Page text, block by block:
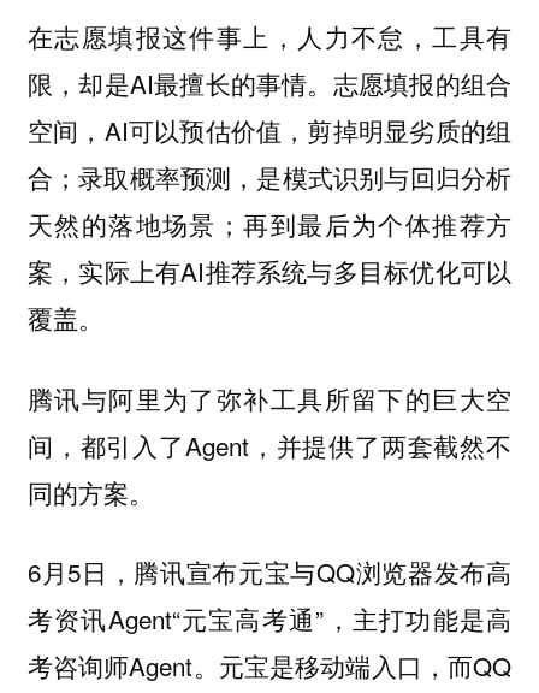
在志愿填报这件事上，人力不怠，工具有
限，却是AI最擅长的事情。志愿填报的组合
空间，AI可以预估价值，剪掉明显劣质的组
合；录取概率预测，是模式识别与回归分析
天然的落地场景；再到最后为个体推荐方
案，实际上有AI推荐系统与多目标优化可以
覆盖。
腾讯与阿里为了弥补工具所留下的巨大空
间，都引入了Agent，并提供了两套截然不
同的方案。
6月5日，腾讯宣布元宝与QQ浏览器发布高
考资讯Agent“元宝高考通”，主打功能是高
考咨询师Agent。元宝是移动端入口，而QQ